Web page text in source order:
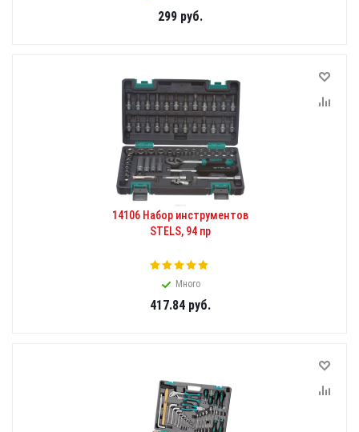
299руб.
14106 Набор инструментов
STELS, 94 пр
Много
417.84руб.